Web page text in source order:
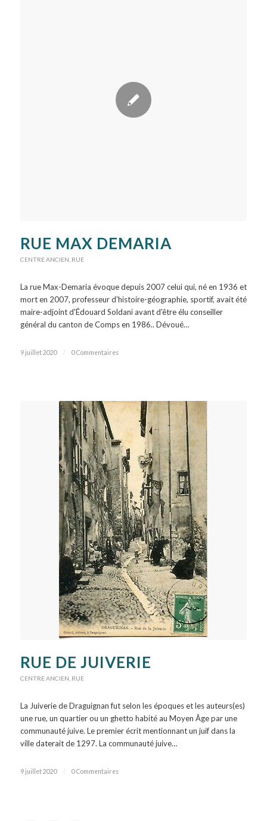
RUE MAX DEMARIA
CENTRE ANCIEN RUE
La rue Max-Demaria évoque depuis 2007 celui qui, né en 1936 et
mort en 2007, professeur d'histoire-géographie, sportif, avait été
maire-adjoint d'Édouard Soldani avant d'être élu conseiller
général du canton de Comps en 1986.. Dévoué…
9 juillet 2020 / 0 Commentaires
RUE DE JUIVERIE
CENTRE ANCIEN RUE
La Juiverie de Draguignan fut selon les époques et les auteurs(es)
une rue, un quartier ou un ghetto habité au Moyen Âge par une
communauté juive. Le premier écrit mentionnant un juif dans la
ville daterait de 1297. La communauté juive…
9 juillet 2020 / 0 Commentaires